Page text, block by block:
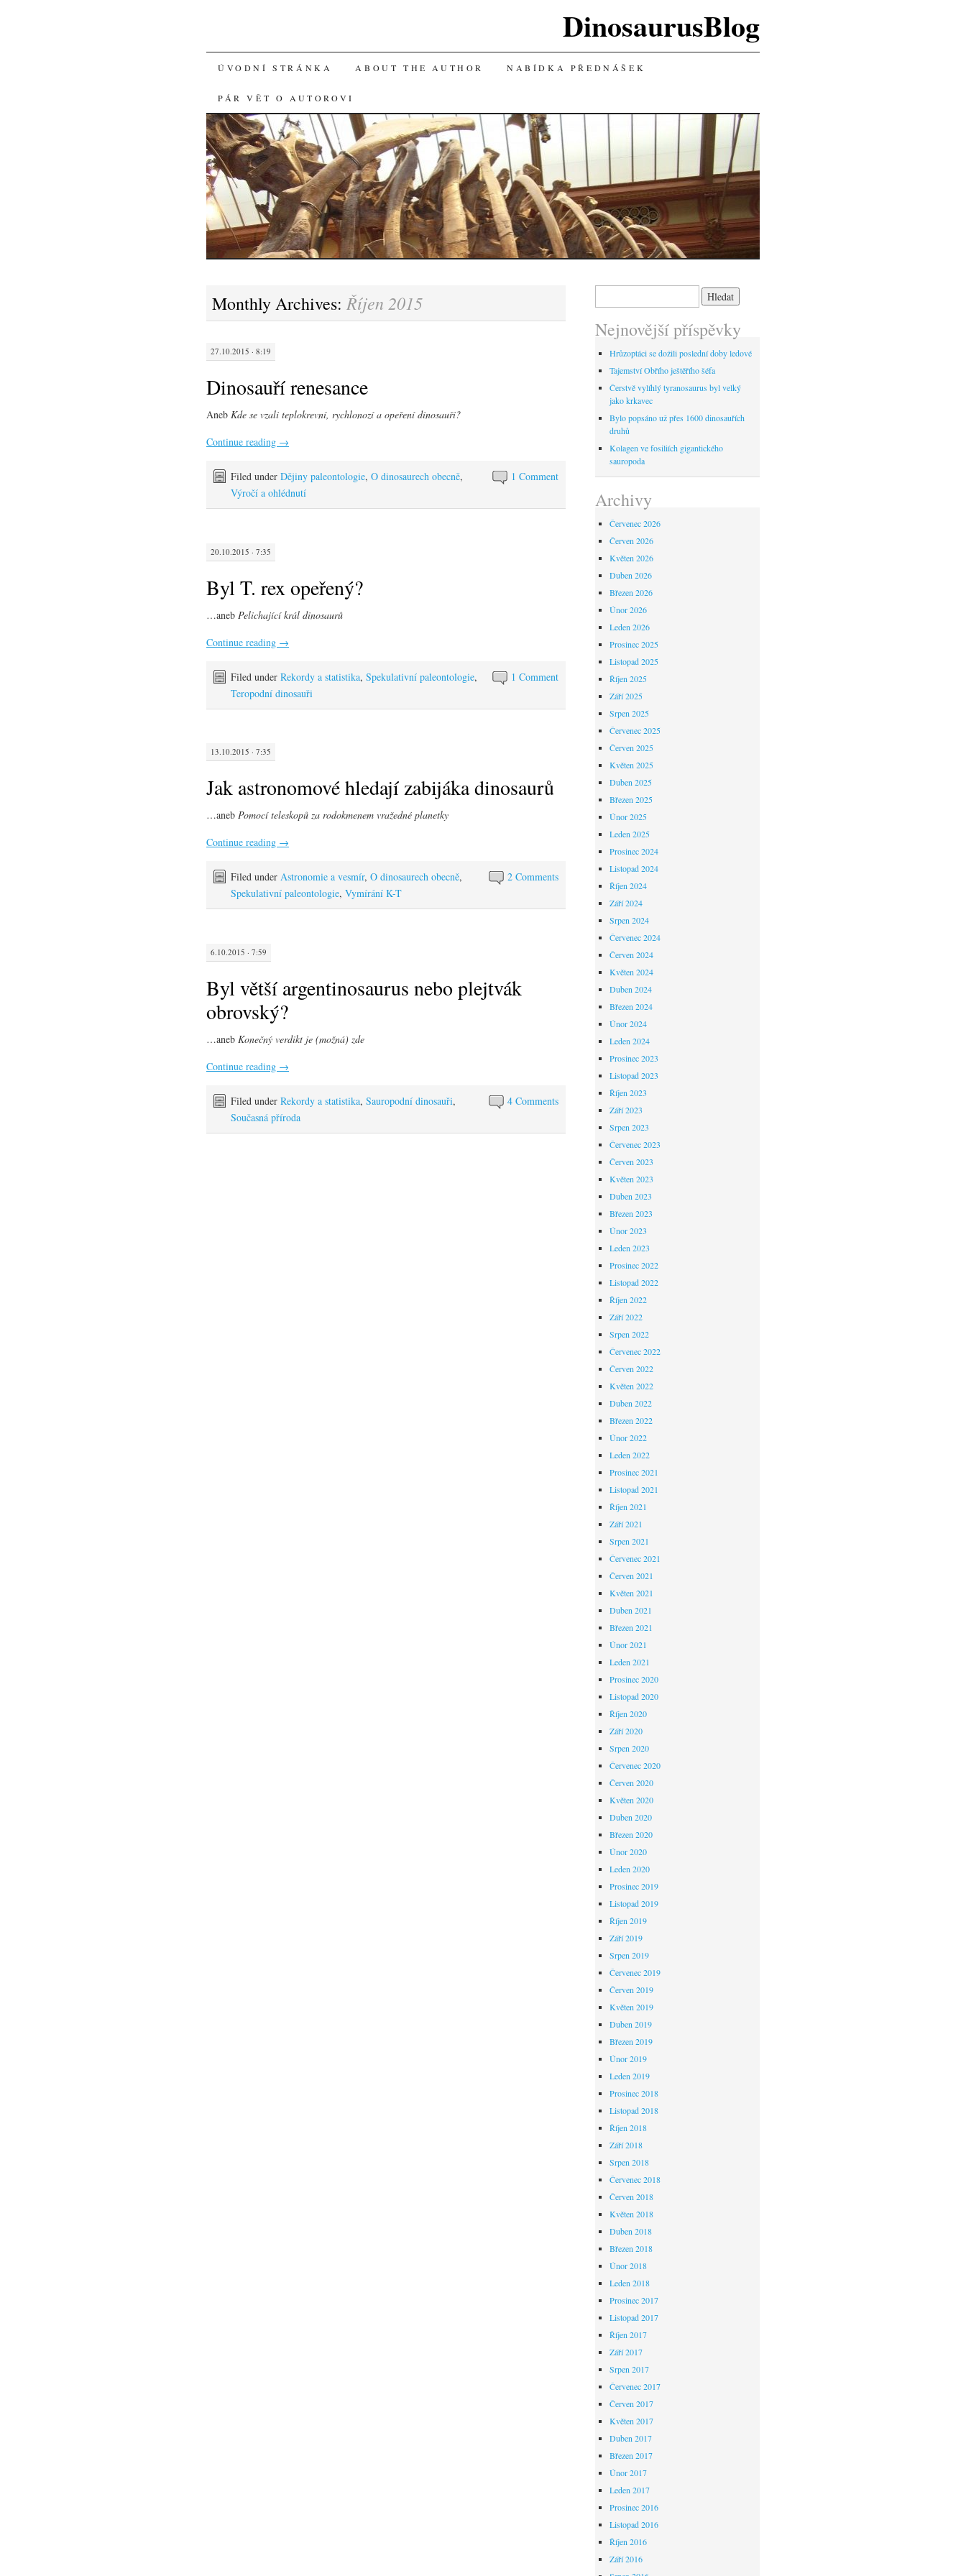
DinosaurusBlog
SKIP
TO
CONTENT
ÚVODNÍ STRÁNKA ABOUT THE AUTHOR NABÍDKA PŘEDNÁŠEK
PÁR VĚT O AUTOROVI
Monthly Archives: Říjen 2015
27.10.2015 · 8:19
Dinosauří renesance
Aneb Kde se vzali teplokrevní, rychlonozí a opeření dinosauři?
Continue reading →
1 Comment
Filed under Dějiny paleontologie, O dinosaurech obecně,
Výročí a ohlédnutí
20.10.2015 · 7:35
Byl T. rex opeřený?
…aneb Pelichající král dinosaurů
Continue reading →
1 Comment
Filed under Rekordy a statistika, Spekulativní paleontologie,
Teropodní dinosauři
13.10.2015 · 7:35
Jak astronomové hledají zabijáka dinosaurů
…aneb Pomocí teleskopů za rodokmenem vražedné planetky
Continue reading →
2 Comments
Filed under Astronomie a vesmír, O dinosaurech obecně,
Spekulativní paleontologie, Vymírání K-T
6.10.2015 · 7:59
Byl větší argentinosaurus nebo plejtvák
obrovský?
…aneb Konečný verdikt je (možná) zde
Continue reading →
4 Comments
Filed under Rekordy a statistika, Sauropodní dinosauři,
Současná příroda
Nejnovější příspěvky
Hrůzoptáci se dožili poslední doby ledové
Tajemství Obřího ještěřího šéfa
Čerstvě vylíhlý tyranosaurus byl velký
jako krkavec
Bylo popsáno už přes 1600 dinosauřích
druhů
Kolagen ve fosiliích gigantického
sauropoda
Archivy
Červenec 2026
Červen 2026
Květen 2026
Duben 2026
Březen 2026
Únor 2026
Leden 2026
Prosinec 2025
Listopad 2025
Říjen 2025
Září 2025
Srpen 2025
Červenec 2025
Červen 2025
Květen 2025
Duben 2025
Březen 2025
Únor 2025
Leden 2025
Prosinec 2024
Listopad 2024
Říjen 2024
Září 2024
Srpen 2024
Červenec 2024
Červen 2024
Květen 2024
Duben 2024
Březen 2024
Únor 2024
Leden 2024
Prosinec 2023
Listopad 2023
Říjen 2023
Září 2023
Srpen 2023
Červenec 2023
Červen 2023
Květen 2023
Duben 2023
Březen 2023
Únor 2023
Leden 2023
Prosinec 2022
Listopad 2022
Říjen 2022
Září 2022
Srpen 2022
Červenec 2022
Červen 2022
Květen 2022
Duben 2022
Březen 2022
Únor 2022
Leden 2022
Prosinec 2021
Listopad 2021
Říjen 2021
Září 2021
Srpen 2021
Červenec 2021
Červen 2021
Květen 2021
Duben 2021
Březen 2021
Únor 2021
Leden 2021
Prosinec 2020
Listopad 2020
Říjen 2020
Září 2020
Srpen 2020
Červenec 2020
Červen 2020
Květen 2020
Duben 2020
Březen 2020
Únor 2020
Leden 2020
Prosinec 2019
Listopad 2019
Říjen 2019
Září 2019
Srpen 2019
Červenec 2019
Červen 2019
Květen 2019
Duben 2019
Březen 2019
Únor 2019
Leden 2019
Prosinec 2018
Listopad 2018
Říjen 2018
Září 2018
Srpen 2018
Červenec 2018
Červen 2018
Květen 2018
Duben 2018
Březen 2018
Únor 2018
Leden 2018
Prosinec 2017
Listopad 2017
Říjen 2017
Září 2017
Srpen 2017
Červenec 2017
Červen 2017
Květen 2017
Duben 2017
Březen 2017
Únor 2017
Leden 2017
Prosinec 2016
Listopad 2016
Říjen 2016
Září 2016